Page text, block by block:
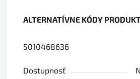
ALTERNATÍVNE KÓDY
5010468636
Dostupnosť